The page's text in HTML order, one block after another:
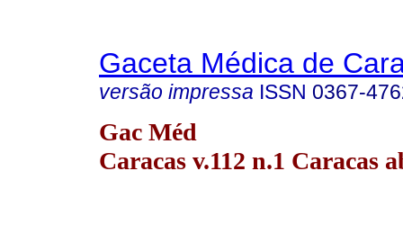
Gaceta Médica de
versão impressa ISSN 0367-
Gac Méd
Caracas v.112 n.1 Caracas